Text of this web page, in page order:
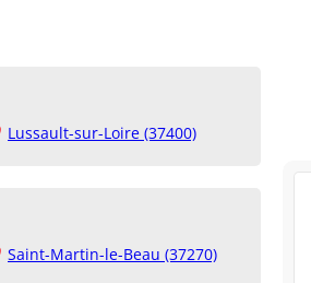
Lussault-sur-Loire (37400)
Saint-Martin-le-Beau (37270)